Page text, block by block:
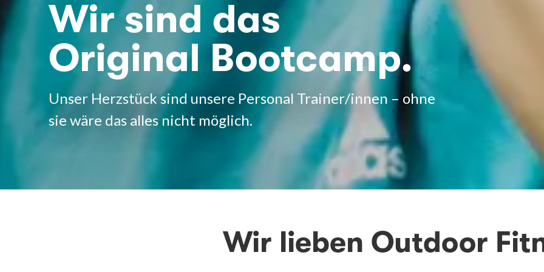
Wir sind das
Original Bootcamp.
Unser Herzstück sind unsere Personal Trainer/innen – ohne
sie wäre das alles nicht möglich.
Wir lieben Outdoor